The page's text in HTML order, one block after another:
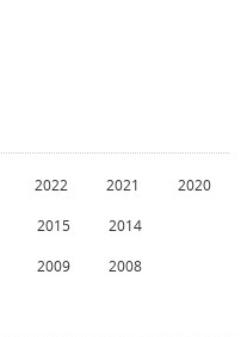
2022 2021 2020
2015 2014
2009 2008